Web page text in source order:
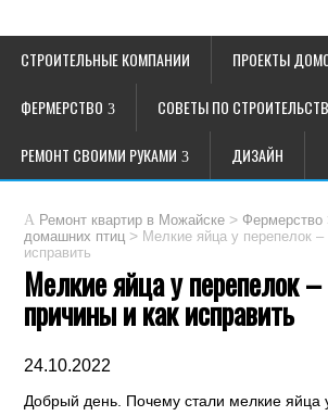
СТРОИТЕЛЬНЫЕ КОМПАНИИ ПРОЕКТЫ
ФЕРМЕРСТВО СОВЕТЫ ПО
РЕМОНТ СВОИМИ РУКАМИ ДИЗАЙН
Ремонт квартир в Можайске > Фермерство
домашних птиц > Мелкие яйца у перепелок –
исправить
Мелкие яйца у перепелок –
причины и как исправить
24.10.2022
Добрый день. Почему стали мелкие яйца